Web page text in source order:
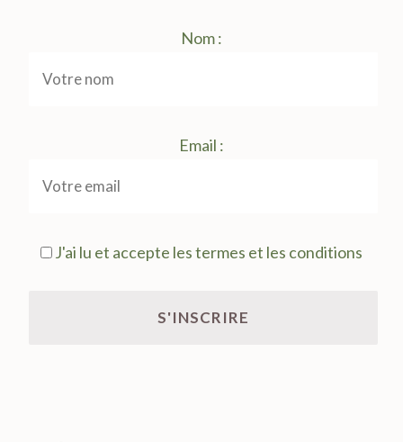
Nom :
Email :
J'ai lu et accepte les termes et les conditions